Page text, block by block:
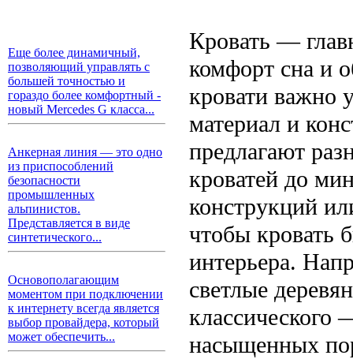
Еще более динамичный,
позволяющий управлять с
большей точностью и
гораздо более комфортный -
новый Mercedes G класса...
Анкерная линия — это одно
из приспособлений
безопасности
промышленных
альпинистов.
Представляется в виде
синтетического...
Основополагающим
моментом при подключении
к интернету всегда является
выбор провайдера, который
может обеспечить...
Кровать —
комфорт сна и
кровати важно
материал и
предлагают
кроватей до
конструкций
чтобы кровать
интерьера.
светлые
классического
насыщенных